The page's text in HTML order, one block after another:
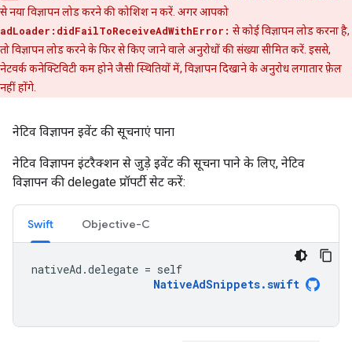
से नया विज्ञापन लोड करने की कोशिश न करें. अगर आपको
adLoader:didFailToReceiveAdWithError: से कोई विज्ञापन लोड करना है,
तो विज्ञापन लोड करने के फिर से किए जाने वाले अनुरोधों की संख्या सीमित करें. इससे,
नेटवर्क कनेक्टिविटी कम होने जैसी स्थितियों में, विज्ञापन दिखाने के अनुरोध लगातार फ़ेल
नहीं होंगे.
नेटिव विज्ञापन इवेंट की सूचनाएं पाना
नेटिव विज्ञापन इंटरैक्शन से जुड़े इवेंट की सूचना पाने के लिए, नेटिव
विज्ञापन की delegate प्रॉपर्टी सेट करें:
Swift Objective-C
nativeAd .delegate = self
NativeAdSnippets.swift